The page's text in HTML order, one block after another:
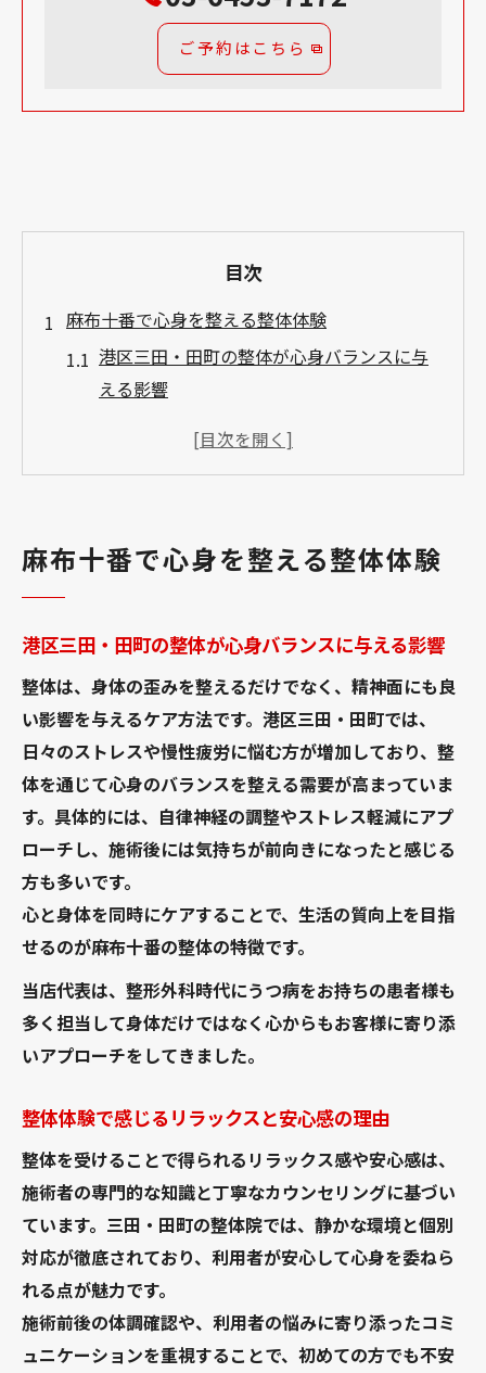
ご予約はこちら
目次
麻布十番で心身を整える整体体験
港区三田・田町の整体が心身バランスに与
える影響
整体体験で感じるリラックスと安心感の理
とは
整体院選びで重視したいポイントまとめ
精神ケアにも役立つ整体の新常識
整体で精神的ストレスを和らげる方法とは
ゴッドハンド施術が注目される理由と効果
整体と保険適用の関係と利用時の注意点
港区三田・田町の整体院での精神ケア事例
紹介
整体とストレスケアの最新トレンド徹底解
説
整体を活用した心の健康維持の工夫
港区三田・田町で自律神経を整える方法
整体で自律神経を整える施術の魅力
有名整体院が実践する自律神経調整アプロ
ーチ
おすすめ整体院で受けられる安心サポート
マッサージと整体の違いと効果的な選択
整体施術で日常に取り入れたいセルフケア
法
整体を活用したストレス緩和のポイント
整体でストレスを軽減する具体的な方法
麻布十番で心身を整える整体体験
港区三田・田町の整体が心身バランスに与える影響
整体は、身体の歪みを整えるだけでなく、精神面にも良
い影響を与えるケア方法です。港区三田・田町では、
日々のストレスや慢性疲労に悩む方が増加しており、整
体を通じて心身のバランスを整える需要が高まっていま
す。具体的には、自律神経の調整やストレス軽減にアプ
ローチし、施術後には気持ちが前向きになったと感じる
方も多いです。
心と身体を同時にケアすることで、生活の質向上を目指
せるのが麻布十番の整体の特徴です。
当店代表は、整形外科時代にうつ病をお持ちの患者様も
多く担当して身体だけではなく心からもお客様に寄り添
いアプローチをしてきました。
整体体験で感じるリラックスと安心感の理由
整体を受けることで得られるリラックス感や安心感は、
施術者の専門的な知識と丁寧なカウンセリングに基づい
ています。三田・田町の整体院では、静かな環境と個別
対応が徹底されており、利用者が安心して心身を委ねら
れる点が魅力です。
施術前後の体調確認や、利用者の悩みに寄り添ったコミ
ュニケーションを重視することで、初めての方でも不安